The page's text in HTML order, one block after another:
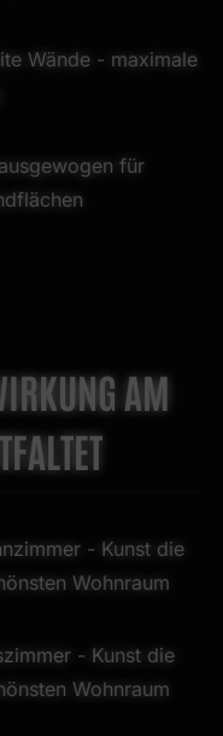
Wände - maximale
für
AM
- Kunst die
Wohnraum
- Kunst die
Wohnraum